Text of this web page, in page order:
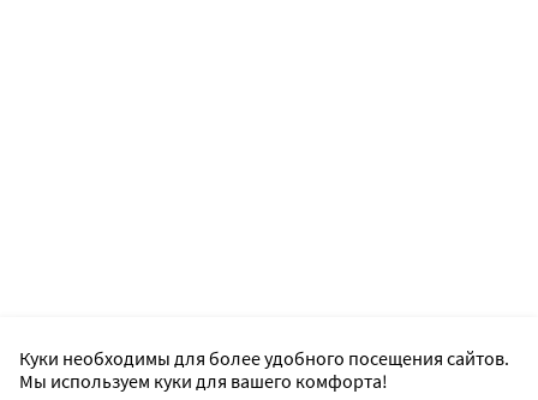
Куки необходимы для более удобного посещения сайтов.
Мы используем куки для вашего комфорта!